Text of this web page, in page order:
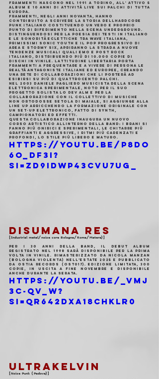
Frammenti nascono nel 1991 a Torino, all' attivo 5
album e 10 anni di attività live sui palchi di tutta
Europa.
Frammenti, negli anni novanta, hanno
contribuito a scrivere la storia dellhardcore
punk italiano costituendo un vero e proprio
punto di riferimento nella scena underground.
Distinguendosi per la poesia dei testi in italiano
e le sonorità eclettiche tra wave italiana,
primissimi Sonic youth e il pop progressivo di
Area e Stormy Six, apriranno la strada a nuove
tendenze musicali quali emo e post rock
italiano, distribuendo più di 10.000 copie di
dischi in vinile. Lattitudine libertaria porta
Frammenti a frequentare e a vivere di persona le
realtà antagoniste italiane ed europee, creando
una rete di collaborazioni che li porterà ad
esibirsi su più di quattrocento palchi.
Nel 2003 Daniele Pagliero musicista della scena
elettronica sperimentale, noto per il suo
progetto solista Lo Dev Alm e per la
collaborazione con il collettivo di musiche
non ortodosse Setola Di Maiale, si aggiunge alla
line up arricchendo la formazione originale con
un set-up elettronico, fatto di synth,
campionatori ed effetti.
Questa collaborazione inaugura un nuovo
corso artistico allinterno della band: i brani si
fanno più onirici e sperimentali, le chitarre più
graffianti e aggressive, i ritmi più cadenzati e
profondi, lo stile più libero e maturo.
https://youtu.be/P8Do
6o_df3I?
si=zD9iDwp43CvU7ug_
DISUMANA RES
[𝗜𝗻𝗱𝘂𝘀𝘁𝗿𝗶𝗮𝗹 𝗺𝗲𝘁𝗮𝗹/𝗻𝗼𝗶𝘀𝗲 𝗰𝗼𝗿𝗲 𝗕𝗼𝗹𝗼𝗴𝗻𝗮/𝗥𝗼𝗺𝗮/𝗠𝗮𝘁𝗲𝗿𝗮)]
Per i 30 anni della band, il debut album
registrato nel 1998 sarà disponibile per la prima
volta in vinile. Rimasterizzato da Nicola Manzan
(Bologna Violenta) nell’estate 2025 e pubblicato
da Ostia Records (OST017). Edizione limitata, 300
copie, in uscita a fine novembre e disponibile
anche durante la serata.
https://youtu.be/_Vmj
3C-Qv_w?
si=qr642dXa18CHklr0
ULTRAKELVIN
[𝗡𝗼𝗶𝘀𝗲 𝗣𝘂𝗻𝗸 (𝗣𝗮𝗱𝗼𝘃𝗮)]